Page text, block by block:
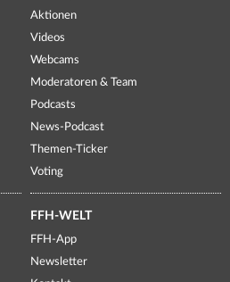
Aktionen
Videos
Webcams
Moderatoren & Team
Podcasts
News-Podcast
Themen-Ticker
Voting
FFH-WELT
FFH-App
Newsletter